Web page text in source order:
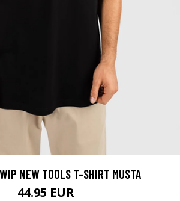
NEW TOOLS T-SHIRT MUSTA
44.95 EUR